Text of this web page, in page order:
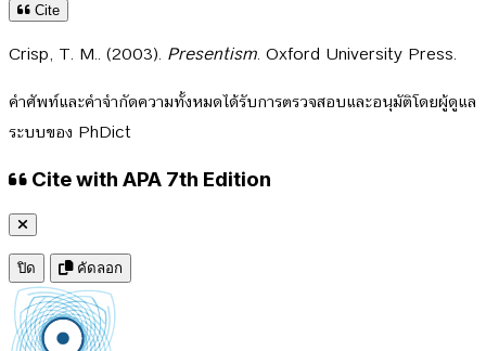
Cite
Crisp, T. M.. (2003). Presentism. Oxford University Press.
คำศัพท์และคำจำกัดความทั้งหมดได้รับการตรวจสอบและอนุมัติโดยผู้ดูแล
ระบบของ PhDict
Cite with APA 7th Edition
ปิด คัดลอก